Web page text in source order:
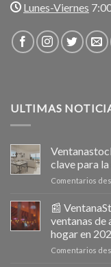
Lunes-Viernes
ULTIMAS
clave para
Comentarios
📰
ventanas de
hogar en
Comentarios